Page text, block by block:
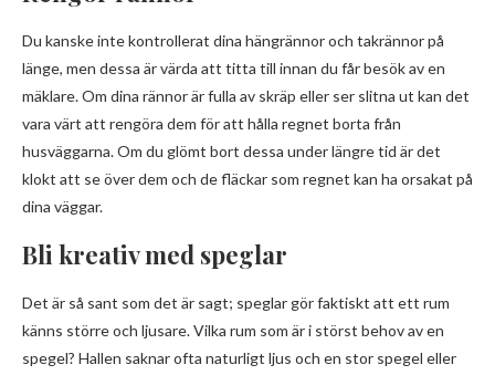
Du kanske inte kontrollerat dina hängrännor och takrännor på
länge, men dessa är värda att titta till innan du får besök av en
mäklare. Om dina rännor är fulla av skräp eller ser slitna ut kan det
vara värt att rengöra dem för att hålla regnet borta från
husväggarna. Om du glömt bort dessa under längre tid är det
klokt att se över dem och de fläckar som regnet kan ha orsakat på
dina väggar.
Bli kreativ med speglar
Det är så sant som det är sagt; speglar gör faktiskt att ett rum
känns större och ljusare. Vilka rum som är i störst behov av en
spegel? Hallen saknar ofta naturligt ljus och en stor spegel eller